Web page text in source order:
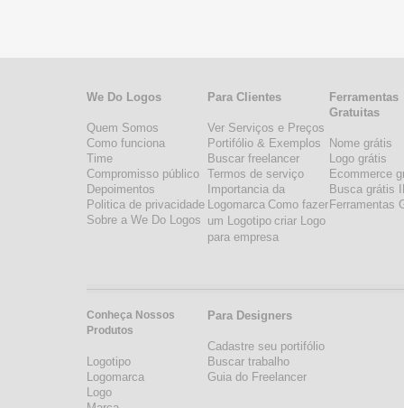
We Do Logos
Quem Somos
Como funciona
Time
Compromisso público
Depoimentos
Politica de privacidade
Sobre a We Do Logos
Conheça Nossos
Produtos
Logotipo
Logomarca
Logo
Para Clientes
Ver Serviços e Preços
Portifólio & Exemplos
Buscar freelancer
Termos de serviço
Importancia da
Logomarca Como fazer
um Logotipo criar Logo
para empresa
Para Designers
Cadastre seu portifólio
Buscar trabalho
Guia do Freelancer
Ferramentas
Gratuitas
Nome grátis
Logo grátis
Ecommerce
Busca grátis
Ferramentas